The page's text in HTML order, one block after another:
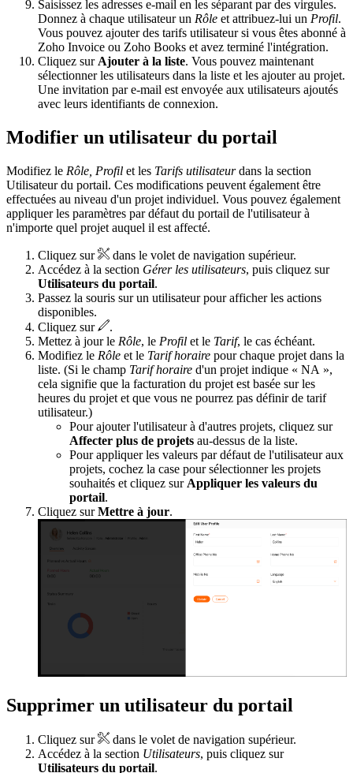
Saisissez les adresses e-mail en les séparant par des virgules.
Donnez à chaque utilisateur un Rôle et attribuez-lui un Profil.
Vous pouvez ajouter des tarifs utilisateur si vous êtes abonné à
Zoho Invoice ou Zoho Books et avez terminé l'intégration.
Cliquez surAjouter à la liste. Vous pouvez maintenant
sélectionner les utilisateurs dans la liste et les ajouter au projet.
Une invitation par e-mail est envoyée aux utilisateurs ajoutés
avec leurs identifiants de connexion.
Modifier un utilisateur du portail
Modifiez le Rôle, Profil et les Tarifs utilisateurdans la section
Utilisateur du portail. Ces modifications peuvent également être
effectuées au niveau d'un projet individuel. Vous pouvez également
appliquer les paramètres par défaut du portail de l'utilisateur à
n'importe quel projet auquel il est affecté.
Cliquez sur
dans le volet de navigation supérieur.
Accédez à la section Gérer les utilisateurs, puis cliquez sur
Utilisateurs du portail.
Passez la souris sur un utilisateur pour afficher les actions
disponibles.
Cliquez sur
.
Mettez à jour le Rôle, le Profil et le Tarif, le cas échéant.
Modifiez le Rôle et le Tarif horaire pour chaque projet dans la
liste. (Si le champ Tarif horaire d'un projet indique « NA »,
cela signifie que la facturation du projet est basée sur les
heures du projet et que vous ne pourrez pas définir de tarif
utilisateur.)
Pour ajouter l'utilisateur à d'autres projets, cliquez sur
Affecter plus de projets au-dessus de la liste.
Pour appliquer les valeurs par défaut de l'utilisateur aux
projets, cochez la case pour sélectionner les projets
souhaités et cliquez sur Appliquer les valeurs du
portail.
Cliquez surMettre à jour.
Supprimer un utilisateur du portail
Cliquez sur
dans le volet de navigation supérieur.
Accédez à la section Utilisateurs, puis cliquez sur
Utilisateurs du portail.